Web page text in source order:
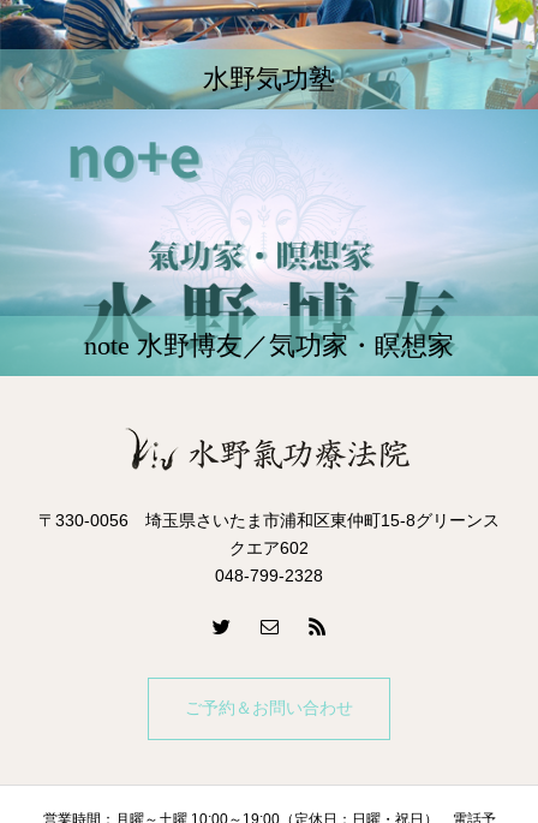
水野気功塾
note 水野博友／気功家・瞑想家
〒330-0056 埼玉県さいたま市浦和区東仲町15-8グリーンス
クエア602
048-799-2328
ご予約＆お問い合わせ
営業時間：月曜～土曜 10:00～19:00（定休日：日曜・祝日）、電話予